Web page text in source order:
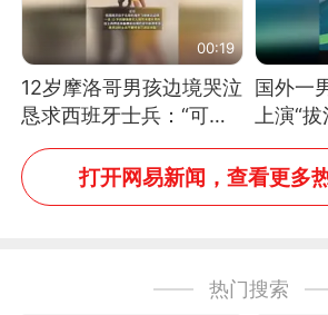
00:19
12岁摩洛哥男孩边境哭泣
恳求西班牙士兵：“可不
可以不要把我遣返回国”
国外一
上演“
铁棒敲
打开网易新闻，查看更多
热门搜索